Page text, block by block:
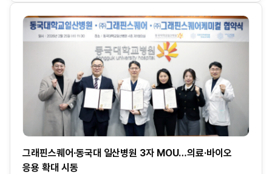
그래핀스퀘어·동국대 일산병원 3자 MOU…의료·바이오
응용 확대 시동